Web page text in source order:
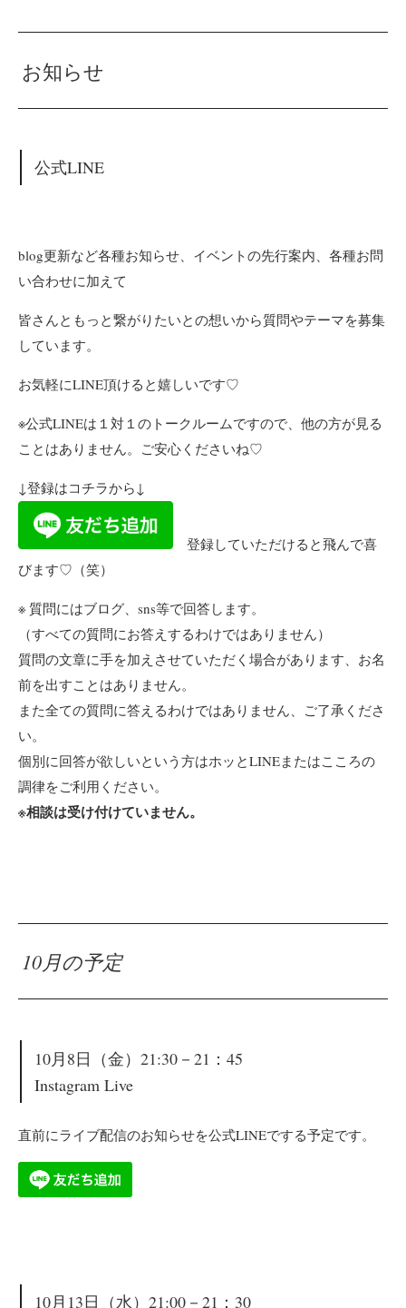
お知らせ
公式LINE
blog更新など各種お知らせ、イベントの先行案内、各種お問
い合わせに加えて
皆さんともっと繋がりたいとの想いから質問やテーマを募集
しています。
お気軽にLINE頂けると嬉しいです♡
※公式LINEは１対１のトークルームですので、他の方が見る
ことはありません。ご安心くださいね♡
↓登録はコチラから↓
登録していただけると飛んで喜
びます♡（笑）
※ 質問にはブログ、sns等で回答します。
（すべての質問にお答えするわけではありません）
質問の文章に手を加えさせていただく場合があります、お名
前を出すことはありません。
また全ての質問に答えるわけではありません、ご了承くださ
い。
個別に回答が欲しいという方はホッとLINEまたはこころの
調律をご利用ください。
※相談は受け付けていません。
10月の予定
10月8日（金）21:30－21：45
Instagram Live
直前にライブ配信のお知らせを公式LINEでする予定です。
10月13日（水）21:00－21：30